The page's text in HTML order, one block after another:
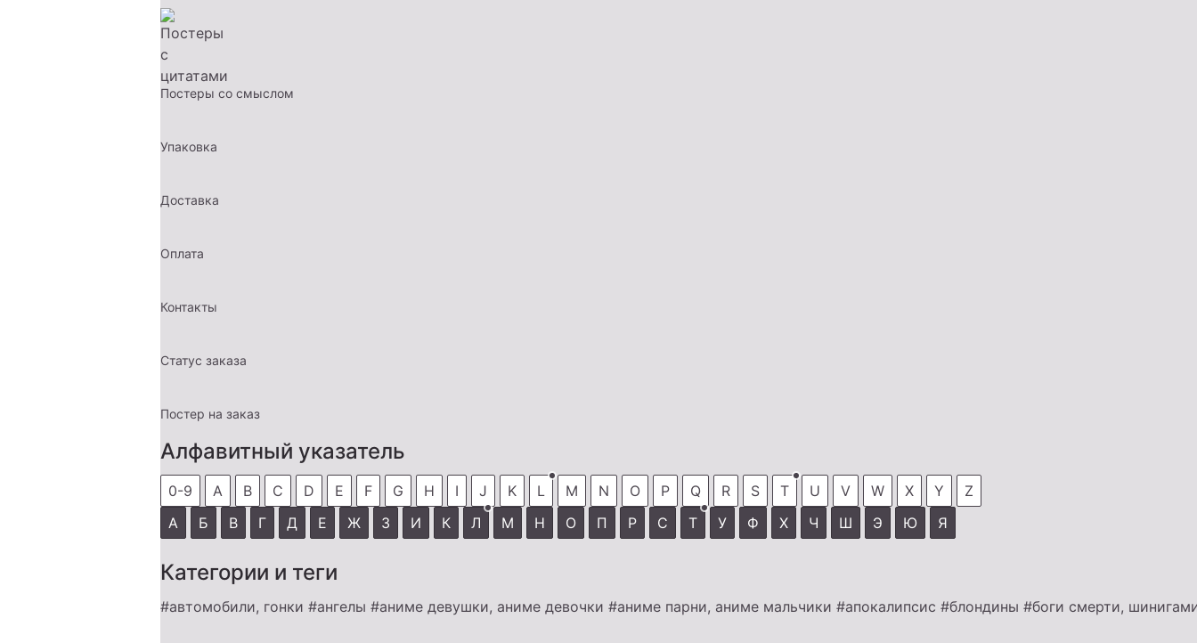
Постеры со смыслом
Упаковка
Доставка
Оплата
Контакты
Статус заказа
Постер на заказ
Алфавитный указатель
0-9 A B C D E F G H I J K L M N O P Q R S T U V W X Y
Z
А
Б В Г Д Е Ж З И К Л М Н О П Р С Т У Ф Х Ч Ш Э Ю Я
Категории и теги
#автомобили, гонки #ангелы #аниме девушки, аниме девочки #аниме парни, аниме мальчики #апокалипсис #блондины #боги смерти,